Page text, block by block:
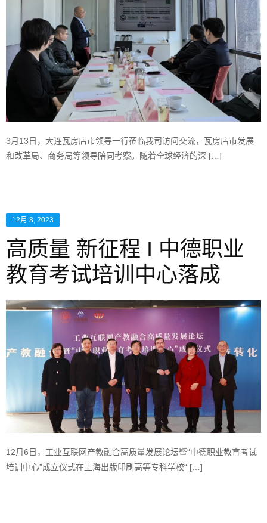
3月13日，大连瓦房店市领导一行莅临我司访问交流，瓦房店市发展
和改革局、商务局等领导陪同考察。随着全球经济的深 […]
12月 8, 2023
高质量 新征程 I 中德职业
教育考试培训中心落成
12月6日，工业互联网产教融合高质量发展论坛暨“中德职业教育考试
培训中心”成立仪式在上海出版印刷高等专科学校“ […]